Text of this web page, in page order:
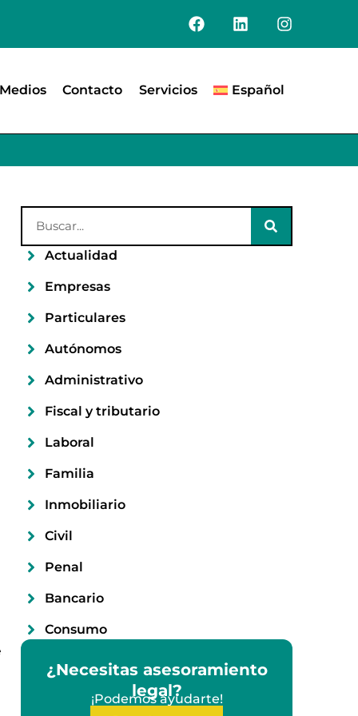
Contacto Servicios Español
Actualidad
Empresas
Particulares
Autónomos
Administrativo
Fiscal y tributario
Laboral
Familia
Inmobiliario
Civil
Penal
Bancario
Consumo
¿Necesitas asesoramiento
legal?
¡Podemos ayudarte!